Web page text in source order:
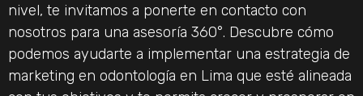
nivel, te invitamos a ponerte en contacto con
nosotros para una asesoría 360°. Descubre cómo
podemos ayudarte a implementar una estrategia de
marketing en odontología en Lima que esté alineada